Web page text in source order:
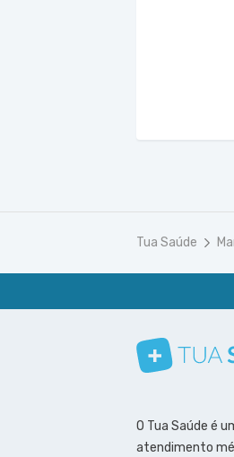
Tua Saúde
Conheça nosso
Siga a gente
Siga a
Siga a
O Tua Saúde é
atendimento